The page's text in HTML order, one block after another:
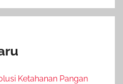
Ketahanan Pangan